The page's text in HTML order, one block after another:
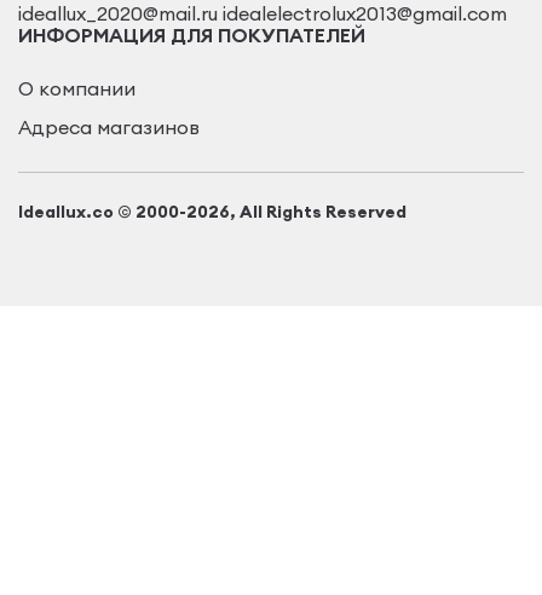
ideallux_2020@mail.ru idealelectrolux2013@gmail.com
ИНФОРМАЦИЯ ДЛЯ ПОКУПАТЕЛЕЙ
О компании
Адреса магазинов
Ideallux.co © 2000-2026, All Rights Reserved